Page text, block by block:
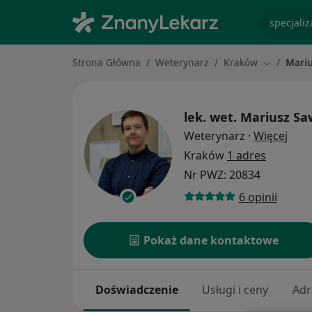
Strona Główna Weterynarz Kraków Zmień
lek. wet. Mariusz
Weterynarz · Więcej
Kraków 1 adres
Nr PWZ: 20834
6 opinii
Pokaż dane kontaktowe
Doświadczenie Usługi i ceny